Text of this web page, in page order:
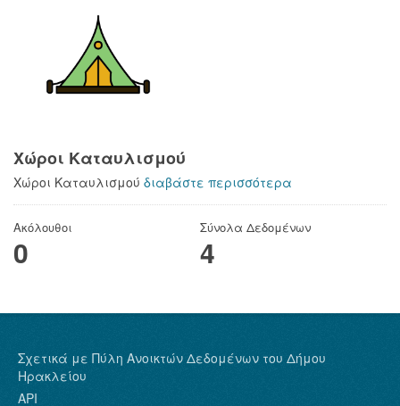
Χώροι Καταυλισμού
Χώροι Καταυλισμού διαβάστε περισσότερα
Ακόλουθοι
0
Σύνολα Δεδομένων
4
Σχετικά με Πύλη Ανοικτών Δεδομένων του Δήμου
Ηρακλείου
API